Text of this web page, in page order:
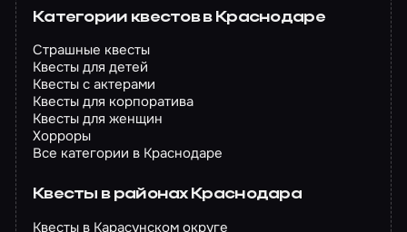
Категории квестов в Краснодаре
Страшные квесты
Квесты для детей
Квесты с актерами
Квесты для корпоратива
Квесты для женщин
Хорроры
Все категории в Краснодаре
Квесты в районах Краснодара
Квесты в Карасунском округе